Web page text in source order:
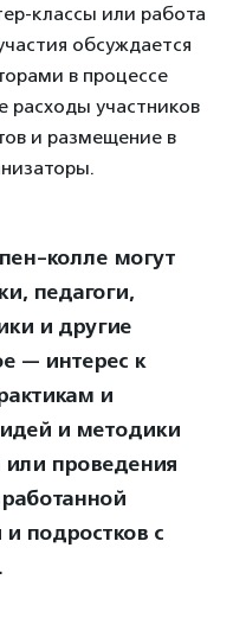
классы или работа
обсуждается
в процессе
расходы участников
и размещение в
колле могут
педагоги,
и другие
— интерес к
и
и методики
или проведения
подростков с